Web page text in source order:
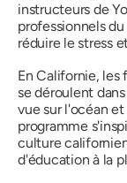
instructeurs de
professionnels
réduire le stress
En Californie, les
se déroulent
vue sur l'océan
programme
culture
d'éducation à la